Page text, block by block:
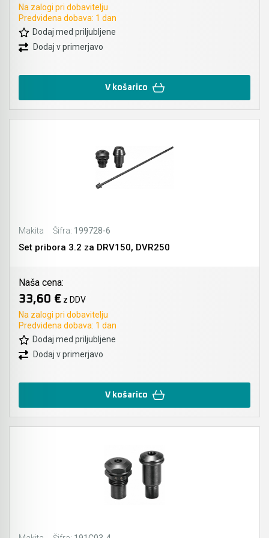
Na zalogi pri dobavitelju
Predvidena dobava: 1 dan
Dodaj med priljubljene
Dodaj v primerjavo
V košarico
Makita Šifra: 199728-6
Set pribora 3.2 za DRV150, DVR250
Naša cena:
33,60 € z DDV
Na zalogi pri dobavitelju
Predvidena dobava: 1 dan
Dodaj med priljubljene
Dodaj v primerjavo
V košarico
Rezalnik za peno
Brusilniki za zidove
Žage za porobeton (Siporeks / Siporex / Ytong)
Pribor - orodja za uporabo na prostem
Pritrjevanje - žeblji, sponke in pribor
Sesanje
Pribor za industrijske fene
KAINDL univerzalna žaga za kotni brusilnik
Mešala za mešalnike
Pribor za prebijalnike in rezalnike kovine
Stranski in krožni ročaji
Pribor za verižne rezkarje
Elastike, gurtne in povezovalni trakovi
Ležaji SKF